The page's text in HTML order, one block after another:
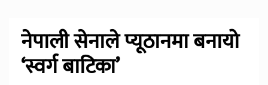
नेपाली सेनाले प्यूठानमा बनायो
‘स्वर्ग बाटिका’